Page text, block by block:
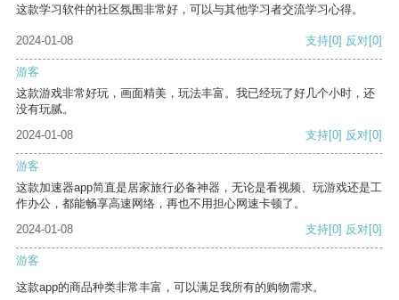
这款学习软件的社区氛围非常好，可以与其他学习者交流学习心得。
2024-01-08 支持[0] 反对[0]
游客
这款游戏非常好玩，画面精美，玩法丰富。我已经玩了好几个小时，还
没有玩腻。
2024-01-08
支持[0] 反对[0]
游客
这款加速器app简直是居家旅行必备神器，无论是看视频、玩游戏还是工
作办公，都能畅享高速网络，再也不用担心网速卡顿了。
2024-01-08
支持[0] 反对[0]
游客
这款app的商品种类非常丰富，可以满足我所有的购物需求。